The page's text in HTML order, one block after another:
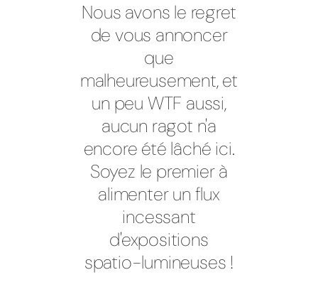
Nous avons le regret
de vous annoncer
que
malheureusement, et
un peu WTF aussi,
aucun ragot n'a
encore été lâché ici.
Soyez le premier à
alimenter un flux
incessant
d'expositions
spatio-lumineuses !